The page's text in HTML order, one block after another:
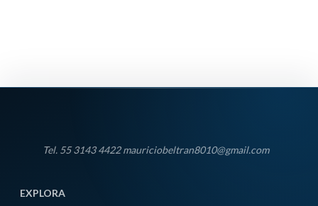
Tel. 55 3143 4422 mauriciobeltran8010@gmail.com
EXPLORA